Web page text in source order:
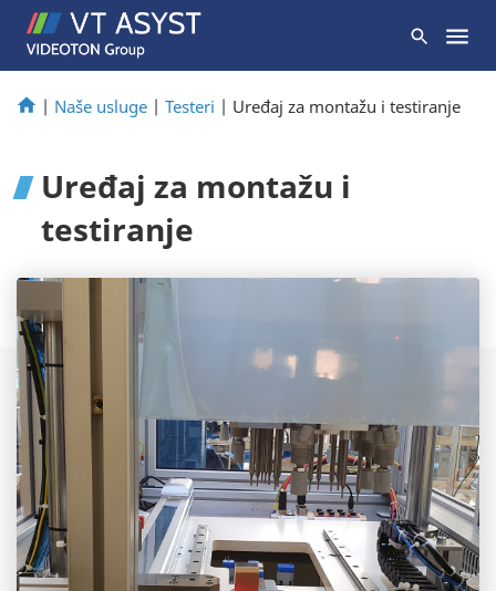
| Naše usluge | Testeri | Uređaj za montažu i testiranje
Uređaj za montažu i
testiranje